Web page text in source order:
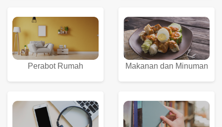
Perabot Rumah Makanan dan Minuman